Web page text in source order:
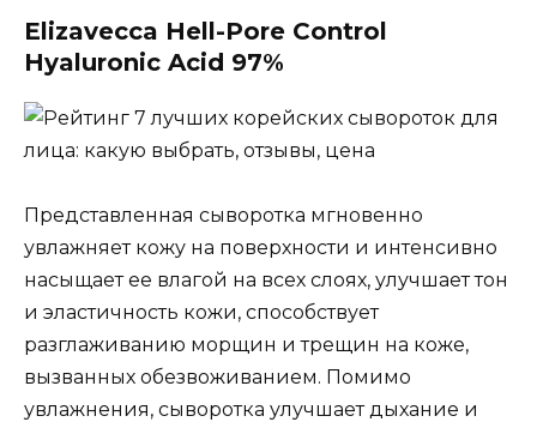
Elizavecca Hell-Pore Control
Hyaluronic Acid 97%
Представленная сыворотка мгновенно
увлажняет кожу на поверхности и интенсивно
насыщает ее влагой на всех слоях, улучшает тон
и эластичность кожи, способствует
разглаживанию морщин и трещин на коже,
вызванных обезвоживанием. Помимо
увлажнения, сыворотка улучшает дыхание и